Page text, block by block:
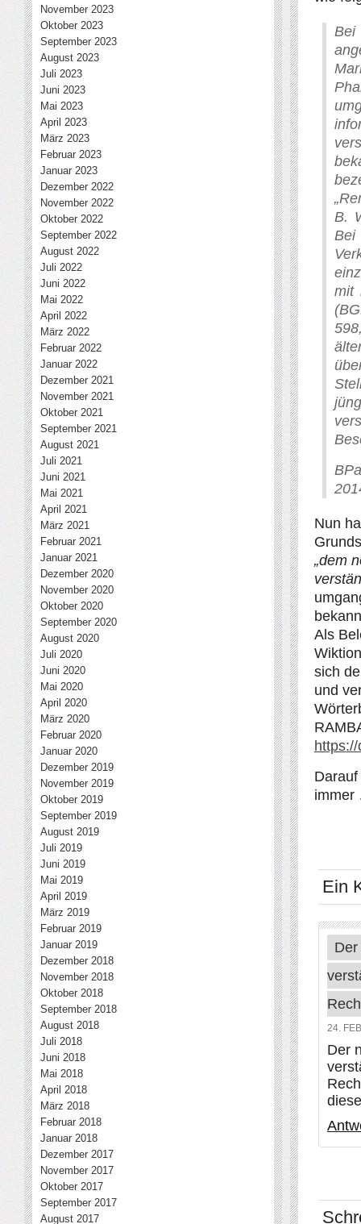
B.
Bei
mit
Nun
„dem
Als
sich
und
Ein
24.
Der
November 2023
Oktober 2023
September 2023
August 2023
Juli 2023
Juni 2023
Mai 2023
April 2023
März 2023
Februar 2023
Januar 2023
Dezember 2022
November 2022
Oktober 2022
September 2022
August 2022
Juli 2022
Juni 2022
Mai 2022
April 2022
März 2022
Februar 2022
Januar 2022
Dezember 2021
November 2021
Oktober 2021
September 2021
August 2021
Juli 2021
Juni 2021
Mai 2021
April 2021
März 2021
Februar 2021
Januar 2021
Dezember 2020
November 2020
Oktober 2020
September 2020
August 2020
Juli 2020
Juni 2020
Mai 2020
April 2020
März 2020
Februar 2020
Januar 2020
Dezember 2019
November 2019
Oktober 2019
September 2019
August 2019
Juli 2019
Juni 2019
Mai 2019
April 2019
März 2019
Februar 2019
Januar 2019
Dezember 2018
November 2018
Oktober 2018
September 2018
August 2018
Juli 2018
Juni 2018
Mai 2018
April 2018
März 2018
Februar 2018
Januar 2018
Dezember 2017
November 2017
Oktober 2017
September 2017
August 2017